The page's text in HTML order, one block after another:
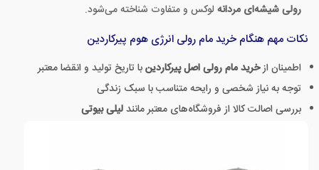
رولی شیشه‌ای مردانه لوکس و متفاوت شناخته می‌شود.
نکات مهم هنگام خرید مام رولی انرژی هوم پیرکاردین
اطمینان ازخرید مام رولی اصل پیرکاردینبا تاریخ تولید و انقضا معتبر
توجه به نیاز شخصی و رایحه متناسب با سبک زندگی
بررسی اصالت کالا از فروشگاه‌های معتبر مانندلیلی بیوتی